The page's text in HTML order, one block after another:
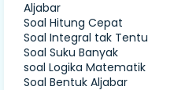
Aljabar
Soal Hitung Cepat
Soal Integral tak Tentu
Soal Suku Banyak
soal Logika Matematik
Soal Bentuk Aljabar